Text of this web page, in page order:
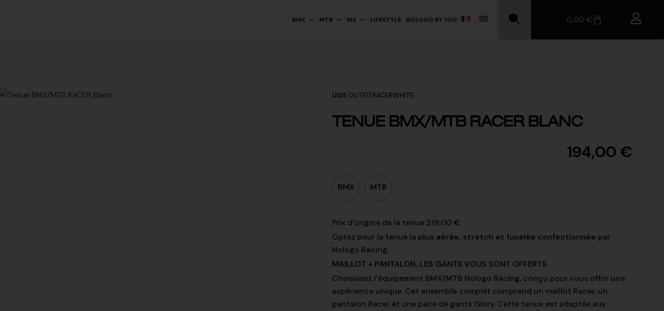
BMX MTB MX LIFESTYLE NOLOGO BY YOU 0,00 €
UGS OUTFITRACERWHITE
TENUE BMX/MTB RACER BLANC
194,00 €
BMX MTB
Prix d’origine de la tenue 219,00 €
Optez pour la tenue la plus aérée, stretch et fuselée confectionnée par
Nologo Racing.
MAILLOT + PANTALON, LES GANTS VOUS SONT OFFERTS
Choisissez l’équipement BMX/MTB Nologo Racing, conçu pour vous offrir une
expérience unique. Cet ensemble complet comprend un maillot Racer, un
pantalon Racer et une paire de gants Glory. Cette tenue est adaptée aux